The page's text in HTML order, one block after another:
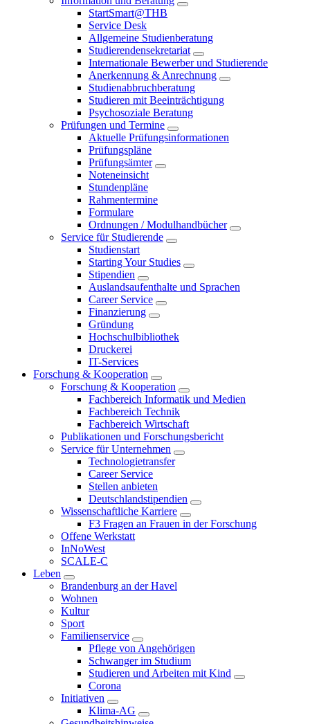
StartSmart@THB
Service Desk
Allgemeine Studienberatung
Studierendensekretariat
Internationale Bewerber und Studierende
Anerkennung & Anrechnung
Studienabbruchberatung
Studieren mit Beeinträchtigung
Psychosoziale Beratung
Prüfungen und Termine
Aktuelle Prüfungsinformationen
Prüfungspläne
Prüfungsämter
Noteneinsicht
Stundenpläne
Rahmentermine
Formulare
Ordnungen / Modulhandbücher
Service für Studierende
Studienstart
Starting Your Studies
Stipendien
Auslandsaufenthalte und Sprachen
Career Service
Finanzierung
Gründung
Hochschulbibliothek
Druckerei
IT-Services
Forschung & Kooperation
Forschung & Kooperation
Fachbereich Informatik und Medien
Fachbereich Technik
Fachbereich Wirtschaft
Publikationen und Forschungsbericht
Service für Unternehmen
Technologietransfer
Career Service
Stellen anbieten
Deutschlandstipendien
Wissenschaftliche Karriere
F3 Fragen an Frauen in der Forschung
Offene Werkstatt
InNoWest
SCALE-C
Leben
Brandenburg an der Havel
Wohnen
Kultur
Sport
Familienservice
Pflege von Angehörigen
Schwanger im Studium
Studieren und Arbeiten mit Kind
Corona
Initiativen
Klima-AG